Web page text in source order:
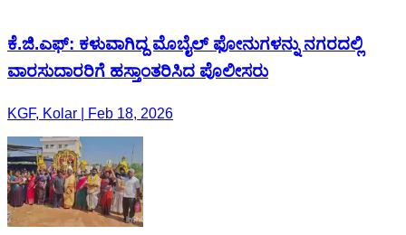
ಕೆ.ಜಿ.ಎಫ್: ಕಳುವಾಗಿದ್ದ ಮೊಬೈಲ್ ಫೋನುಗಳನ್ನು ನಗರದಲ್ಲಿ
ವಾರಸುದಾರರಿಗೆ ಹಸ್ತಾಂತರಿಸಿದ ಪೊಲೀಸರು
KGF, Kolar | Feb 18, 2026